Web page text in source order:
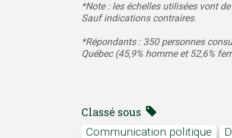
*Note : les échelles utilisées vont
Sauf indications contraires.
*Répondants : 350 personnes
Québec (45,9% homme et 52,6%
Classé sous
communication politique